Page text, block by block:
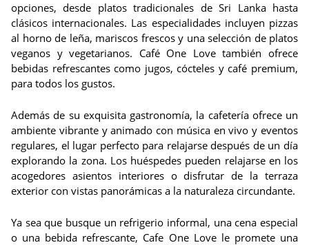
opciones, desde platos tradicionales de Sri Lanka hasta
clásicos internacionales. Las especialidades incluyen pizzas
al horno de leña, mariscos frescos y una selección de platos
veganos y vegetarianos. Café One Love también ofrece
bebidas refrescantes como jugos, cócteles y café premium,
para todos los gustos.
Además de su exquisita gastronomía, la cafetería ofrece un
ambiente vibrante y animado con música en vivo y eventos
regulares, el lugar perfecto para relajarse después de un día
explorando la zona. Los huéspedes pueden relajarse en los
acogedores asientos interiores o disfrutar de la terraza
exterior con vistas panorámicas a la naturaleza circundante.
Ya sea que busque un refrigerio informal, una cena especial
o una bebida refrescante, Cafe One Love le promete una